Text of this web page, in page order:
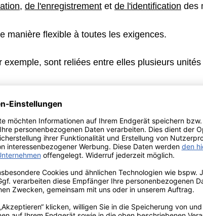
, de l'enregistrement et de l'identification des
manière flexible à toutes les exigences.
sont reliées entre elles plusieurs
les flux de marchandises, les
sur le site même:
de production Gestion des